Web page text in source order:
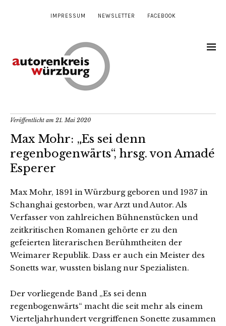
IMPRESSUM NEWSLETTER FACEBOOK
Veröffentlicht am 21. Mai 2020
Max Mohr: „Es sei denn
regenbogenwärts“, hrsg. von Amadé
Esperer
Max Mohr, 1891 in Würzburg geboren und 1937 in
Schanghai gestorben, war Arzt und Autor. Als
Verfasser von zahlreichen Bühnenstücken und
zeitkritischen Romanen gehörte er zu den
gefeierten literarischen Berühmtheiten der
Weimarer Republik. Dass er auch ein Meister des
Sonetts war, wussten bislang nur Spezialisten.
Der vorliegende Band „Es sei denn
regenbogenwärts“ macht die seit mehr als einem
Vierteljahrhundert vergriffenen Sonette zusammen